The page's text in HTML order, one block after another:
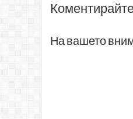
На вашето